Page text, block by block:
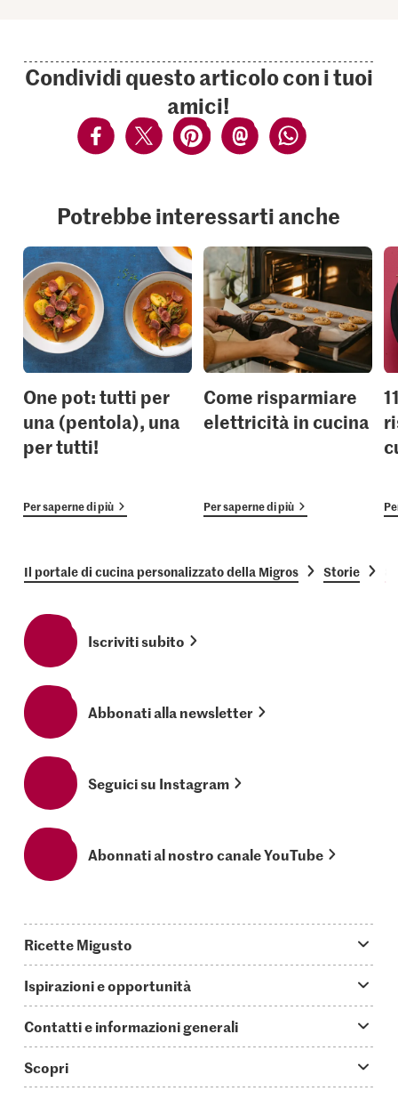
Condividi questo articolo con i tuoi
amici!
Potrebbe interessarti anche
One pot: tutti per
una (pentola), una
per tutti!
Per saperne di più
Come risparmiare
elettricità in cucina
Per saperne di più
Il portale di cucina personalizzato della Migros Storie
Iscriviti subito
Abbonati alla newsletter
Seguici su Instagram
Abonnati al nostro canale YouTube
Ricette Migusto
Oggi cucino
Piatti principali
Ricette semplici & veloci
Ispirazioni e opportunità
Storie
Video How to
Contatti e informazioni generali
Guida alle abbreviazioni
Scopri